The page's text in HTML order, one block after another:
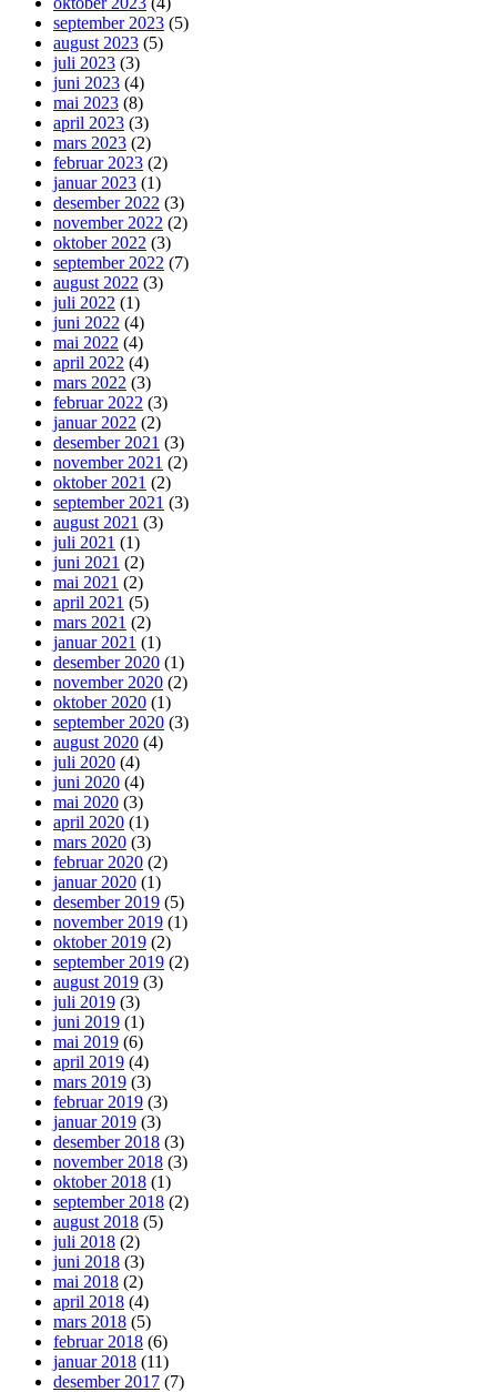
september 2023 (5)
august 2023 (5)
juli 2023 (3)
juni 2023 (4)
mai 2023 (8)
april 2023 (3)
mars 2023 (2)
februar 2023 (2)
januar 2023 (1)
desember 2022 (3)
november 2022 (2)
oktober 2022 (3)
september 2022 (7)
august 2022 (3)
juli 2022 (1)
juni 2022 (4)
mai 2022 (4)
april 2022 (4)
mars 2022 (3)
februar 2022 (3)
januar 2022 (2)
desember 2021 (3)
november 2021 (2)
oktober 2021 (2)
september 2021 (3)
august 2021 (3)
juli 2021 (1)
juni 2021 (2)
mai 2021 (2)
april 2021 (5)
mars 2021 (2)
januar 2021 (1)
desember 2020 (1)
november 2020 (2)
oktober 2020 (1)
september 2020 (3)
august 2020 (4)
juli 2020 (4)
juni 2020 (4)
mai 2020 (3)
april 2020 (1)
mars 2020 (3)
februar 2020 (2)
januar 2020 (1)
desember 2019 (5)
november 2019 (1)
oktober 2019 (2)
september 2019 (2)
august 2019 (3)
juli 2019 (3)
juni 2019 (1)
mai 2019 (6)
april 2019 (4)
mars 2019 (3)
februar 2019 (3)
januar 2019 (3)
desember 2018 (3)
november 2018 (3)
oktober 2018 (1)
september 2018 (2)
august 2018 (5)
juli 2018 (2)
juni 2018 (3)
mai 2018 (2)
april 2018 (4)
mars 2018 (5)
februar 2018 (6)
januar 2018 (11)
desember 2017 (7)